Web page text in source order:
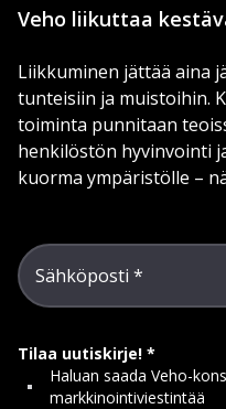
Veho liikuttaa
Liikkuminen jättää aina
tunteisiin ja muistoihin.
toiminta punnitaan
henkilöstön hyvinvointi
kuorma ympäristölle –
Sähköposti
Tilaa uutiskirje!
Haluan saada Veho-
markkinointiviestintää